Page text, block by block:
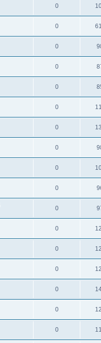
0
0
0
0
0
0
0
0
0
0
0
0
0
0
0
0
0